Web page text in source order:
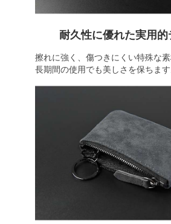
耐久性に優れた実用
擦れに強く、傷つきにくい特殊な素
長期間の使用でも美しさを保ちます